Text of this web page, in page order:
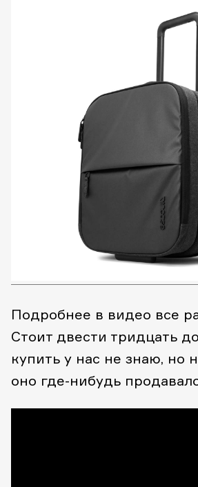
Подробнее в видео все
Стоит двести тридцать
купить у нас не знаю, но
оно где-нибудь